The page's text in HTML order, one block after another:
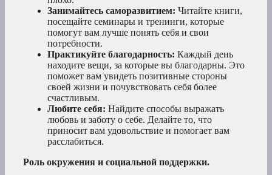
Занимайтесь саморазвитием: Читайте книги,
посещайте семинары и тренинги, которые
помогут вам лучше понять себя и свои
потребности.
Практикуйте благодарность: Каждый день
находите вещи, за которые вы благодарны. Это
поможет вам увидеть позитивные стороны
своей жизни и почувствовать себя более
счастливым.
Любите себя: Найдите способы выражать
любовь и заботу о себе. Делайте то, что
приносит вам удовольствие и помогает вам
расслабиться.
Роль окружения и социальной поддержки.